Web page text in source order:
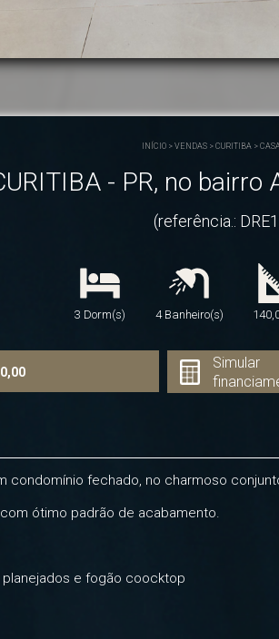
INÍCIO > VENDAS > CURITIBA >
- PR, no bairro
(referência.:
3 Dorm(s) 4 Banheiro(s)
Simular
fechado, no charmoso
ótimo padrão de acabamento.
e fogão coocktop